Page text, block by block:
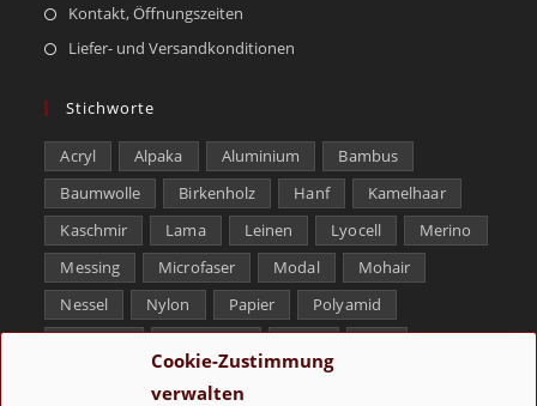
Cookie-Zustimmung
verwalten
Kontakt, Öffnungszeiten
Liefer- und Versandkonditionen
Stichworte
Acryl Alpaka Aluminium
Bambus
Baumwolle
Birkenholz Hanf
Kamelhaar
Kaschmir
Lama Leinen Lyocell
Merino
Messing
Microfaser Modal
Mohair
Nessel
Nylon Papier
Polyamid